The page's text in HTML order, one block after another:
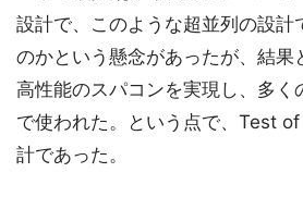
設計で、このような超並列の設計
のかという懸念があったが、結果
高性能のスパコンを実現し、多く
で使われた。という点で、Test
計であった。